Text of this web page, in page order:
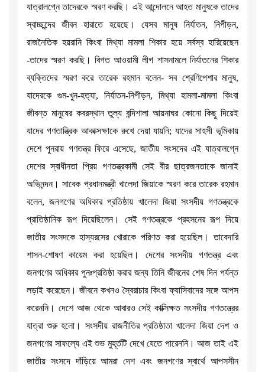
যাত্রালগ্নে তাদেরকে স্মরণ করছি। এই আন্দোলনে আহত মানুষকে তাদের
স্বাচ্ছন্দের জীবন হারাতে হয়েছে। যেসব মানুষ নির্যাতন, নিপীড়ন,
রাজনৈতিক হয়রানি কিংবা মিথ্যা মামলা শিকার হয়ে সর্বস্ব হারিয়েছেন
-তাদের স্মরণ করছি। বিগত আওয়ামী লীগ শাসনামলে নির্যাতনের শিকার
ব্যক্তিদের স্মরণ করে তারেক রহমান বলেন- সব শ্রেণিপেশার মানুষ,
যাদেরকে গুম-খুন-হত্যা, নির্যাতন-নিপীড়ন, মিথ্যা হামলা-মামলা কিংবা
জীবন্ত মানুষের কবরস্থান তুল্য বন্দিশালা আয়নাঘর কোনো কিছু দিয়েই
যাদের গণতান্ত্রিক আকাক্সক্ষাকে রুখে দেয়া যায়নি; যাদের সাহসী ভূমিকায়
দেশে পুনরায় গণতন্ত্র ফিরে এসেছে, জাতীয় সংসদের এই যাত্রালগ্নে
দেশের স্বাধীনতা প্রিয় গণতন্ত্রকামী সেই বীর ছাত্রজনতাকে জানাই
অভিনন্দন। সাবেক প্রধানমন্ত্রী খালেদা জিয়াকে স্মরণ করে তারেক রহমান
বলেন, জনগণের অধিকার প্রতিষ্ঠায় খালেদা জিয়া সংসদীয় গণতন্ত্রকে
প্রাতিষ্ঠানিক রূপ দিয়েছিলেন। সেই গণতন্ত্রকে প্রহসনের রূপ দিয়ে
জাতীয় সংসদকে হাস্যরসের খোরাকে পরিণত করা হয়েছিল। তাবেদারি
শাসন-শোষণ কায়েম করা হয়েছিল। দেশের সংসদীয় গণতন্ত্র এবং
জনগণের অধিকার পুনঃপ্রতিষ্ঠা করার জন্য তিনি জীবনের শেষ দিন পর্যন্ত
লড়াই করেছেন। জীবনে কখনও স্বৈরাচার কিংবা ফ্যাসিবাদের সঙ্গে আপস
করেননি। দেশে আজ থেকে আবারও সেই কাক্সিক্ষত সংসদীয় গণতন্ত্রের
যাত্রা শুরু হলো। সংসদীয় রাজনীতির প্রতিষ্ঠাতা খালেদা জিয়া দেশ ও
জনগণের সাফল্যে এই শুভ মুহূর্তটি দেখে যেতে পারেননি। আজ তাই এই
জাতীয় সংসদে দাঁড়িয়ে আমরা দেশ এবং জনগণের স্বার্থে আপসসীন